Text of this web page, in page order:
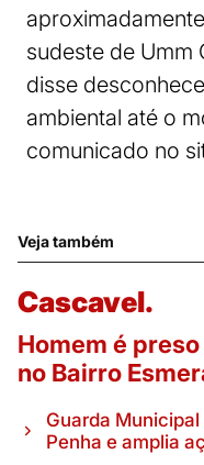
sudeste de Umm
disse
ambiental até o
comunicado no
Veja também
Cascavel.
Homem é
no Bairro
Guarda
Penha e amplia